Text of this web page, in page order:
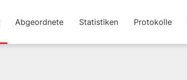
Abgeordnete Statistiken Protokolle